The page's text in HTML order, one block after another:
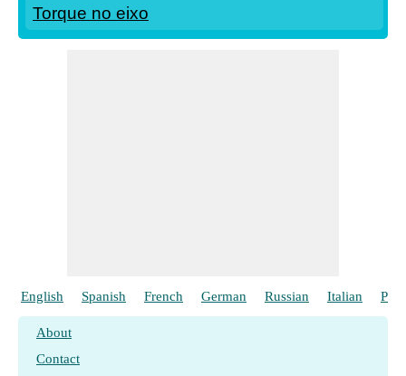
Torque no eixo
English Spanish French German Russian Italian
About
Contact